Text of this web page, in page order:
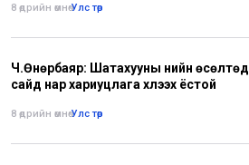
8 өдрийн өмнө•Улс төр
Ч.Өнөрбаяр: Шатахууны үнийн өсөлтөд
сайд нар хариуцлага хүлээх ёстой
8 өдрийн өмнө•Улс төр